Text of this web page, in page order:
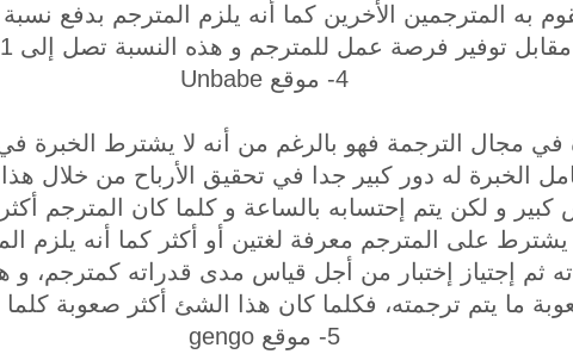
به المترجمين الأخرين كما أنه يلزم المترجم بدفع
مقابل توفير فرصة عمل للمترجم و هذه النسبة تصل إلى 11%.
4- موقع Unbabe
في مجال الترجمة فهو بالرغم من أنه لا يشترط الخبرة
الخبرة له دور كبير جدا في تحقيق الأرباح من خلال
و لكن يتم إحتسابه بالساعة و كلما كان المترجم
يشترط على المترجم معرفة لغتين أو أكثر كما أنه يلزم
ثم إجتياز إختبار من أجل قياس مدى قدراته كمترجم، و
ما يتم ترجمته، فكلما كان هذا الشئ أكثر صعوبة كلما
5- موقع gengo